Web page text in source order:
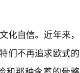
化自信。近年来，
们不再追求欧式的